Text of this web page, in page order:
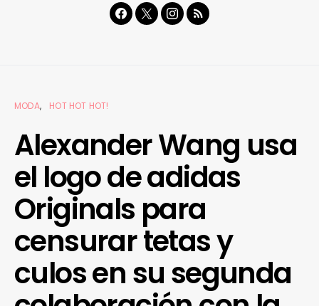
MODA HOT HOT HOT!
Alexander Wang usa
el logo de adidas
Originals para
censurar tetas y
culos en su segunda